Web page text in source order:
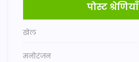
पोस्ट श्रेणियाँ
खेल
मनोरंजन